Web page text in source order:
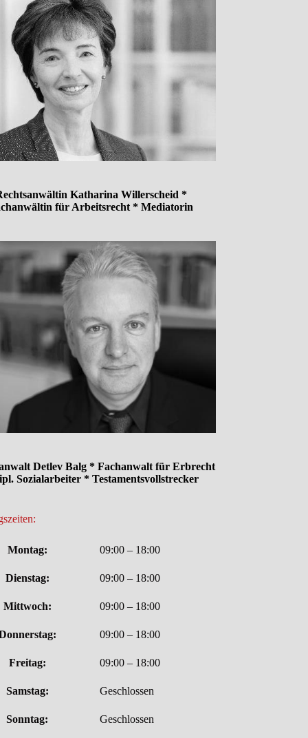
Katharina Willerscheid *
für Arbeitsrecht * Mediatorin
Detlev Balg * Fachanwalt für Erbrecht
Sozialarbeiter * Testamentsvollstrecker
Montag: 09:00 – 18:00
Dienstag: 09:00 – 18:00
Mittwoch: 09:00 – 18:00
09:00 – 18:00
Freitag: 09:00 – 18:00
Samstag: Geschlossen
Sonntag: Geschlossen